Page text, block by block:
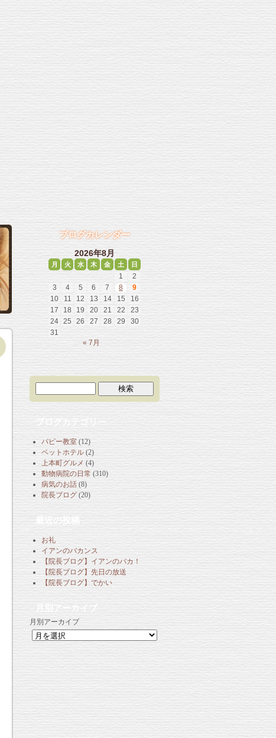
ブログカレンダー
2026年8月
月 火 水 木 金 土 日
1
2
3
4 5 6 7 8
9
10
11 12 13 14 15
16
17
18 19 20 21 22
23
24 25 26 27 28 29
30
31
« 7月
ブログカテゴリー
パピー教室 (12)
ペットホテル (2)
上本町グルメ (4)
動物病院の日常 (310)
病気のお話 (8)
院長ブログ (20)
最近の投稿
お礼
イアンのバカンス
【院長ブログ】イアンのバカ！
【院長ブログ】先日の放送
【院長ブログ】でかい
月別アーカイブ
月別アーカイブ